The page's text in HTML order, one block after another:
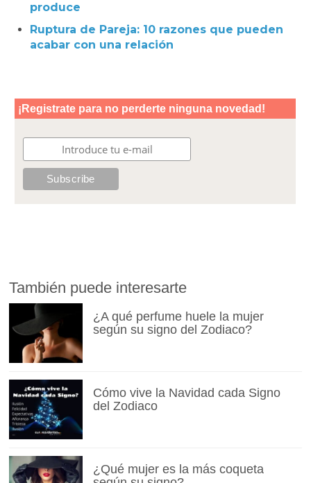
produce
Ruptura de Pareja: 10 razones que pueden
acabar con una relación
También puede interesarte
¿A qué perfume huele la mujer
según su signo del Zodiaco?
Cómo vive la Navidad cada Signo
del Zodiaco
¿Qué mujer es la más coqueta